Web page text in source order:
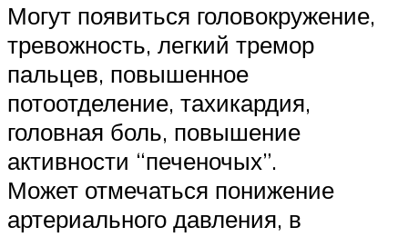
Могут появиться головокружение,
тревожность, легкий тремор
пальцев, повышенное
потоотделение, тахикардия,
головная боль, повышение
активности “печеночых”.
Может отмечаться понижение
артериального давления, в